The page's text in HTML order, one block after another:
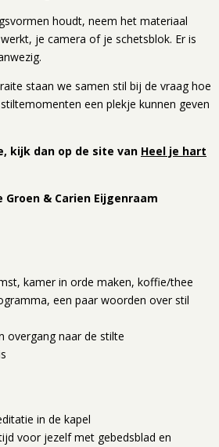
houdt, neem het materiaal
je camera of je schetsblok. Er is
staan we samen stil bij de vraag hoe
een plekje kunnen geven
kijk dan op de site van Heel je hart
& Carien Eijgenraam
kamer in orde maken, koffie/thee
een paar woorden over stil
overgang naar de stilte
in de kapel
voor jezelf met gebedsblad en